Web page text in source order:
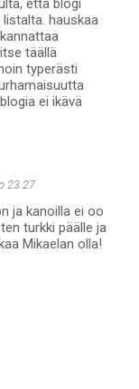
että blogi
hauskaa
täällä
typerästi
ei ikävä
23.27
ja kanoilla ei oo
turkki päälle ja
Mikaelan olla!